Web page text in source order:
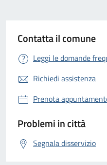
Contatta il comune
Leggi le domande
Richiedi assistenza
Prenota
Problemi in città
Segnala disservizio